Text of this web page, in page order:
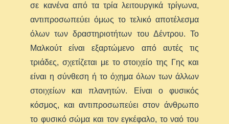
σε κανένα από τα τρία λειτουργικά τρίγωνα,
αντιπροσωπεύει όμως το τελικό αποτέλεσμα
όλων των δραστηριοτήτων του Δέντρου. Το
Μαλκούτ είναι εξαρτώμενο από αυτές τις
τριάδες, σχετίζεται με το στοιχείο της Γης και
είναι η σύνθεση ή το όχημα όλων των άλλων
στοιχείων και πλανητών. Είναι ο φυσικός
κόσμος, και αντιπροσωπεύει στον άνθρωπο
το φυσικό σώμα και τον εγκέφαλο, το ναό του